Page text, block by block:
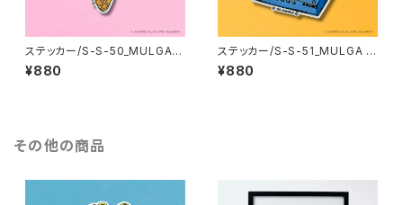
ステッカー/S-S-50_MULGA x
SANRIO CHARACTERS_My
Melody
¥880
ステッカー/S-S-51_MULGA x
SANRIO CHARACTERS_Poc
hacco
¥880
その他の商品